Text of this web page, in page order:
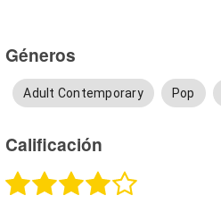
Géneros
Adult Contemporary Pop
Calificación